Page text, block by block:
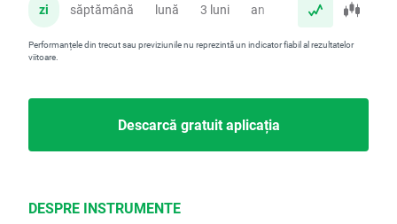
zi săptămână lună 3 luni an
Performanțele din trecut sau previziunile nu reprezintă un indicator fiabil al rezultatelor
viitoare.
Descarcă gratuit aplicația
DESPRE INSTRUMENTE